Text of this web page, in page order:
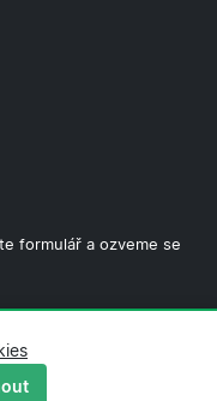
formulář a ozveme se